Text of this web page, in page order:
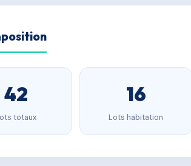
42
totaux
16
Lots habitation